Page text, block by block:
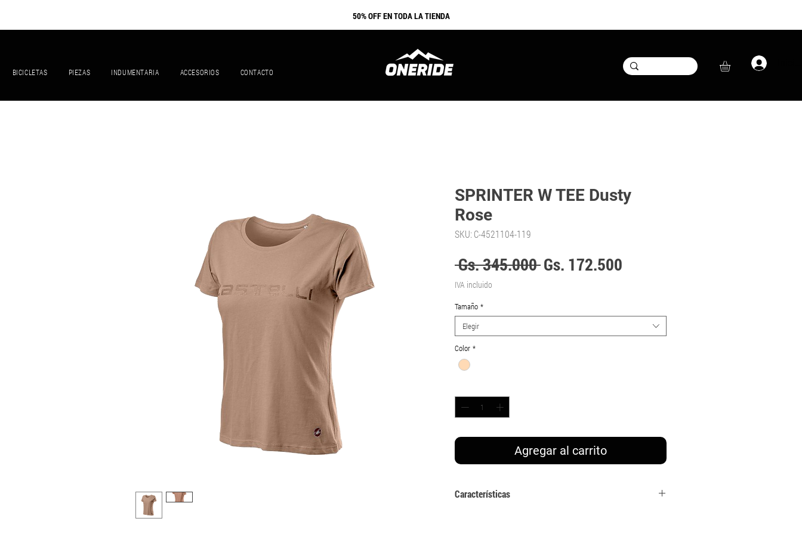
​50% OFF EN TODA LA TIENDA
BICICLETAS PIEZAS INDUMENTARIA ACCESORIOS CONTACTO
SPRINTER W TEE Dusty
Rose
SKU: C-4521104-119
Gs. 345.000 Precio
Gs. 172.500
IVA incluido
Tamaño *
Elegir
Color *
Agregar al carrito
Características